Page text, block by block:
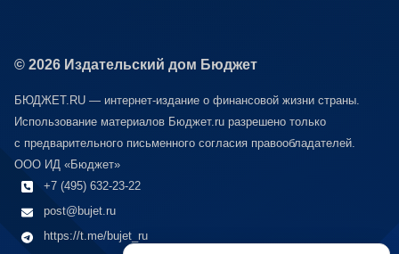
© 2026 Издательский дом Бюджет
БЮДЖЕТ.RU — интернет-издание о финансовой жизни страны.
Использование материалов Бюджет.ru разрешено только
с предварительного письменного согласия правообладателей.
ООО ИД «Бюджет»
+7 (495) 632-23-22
post@bujet.ru
https://t.me/bujet_ru